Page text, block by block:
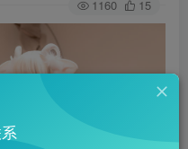
1160 15